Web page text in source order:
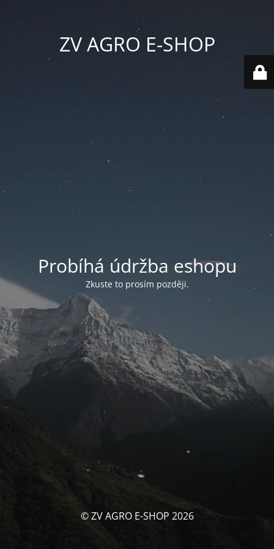
ZV AGRO E-SHOP
Probíhá údržba eshopu
Zkuste to prosím později.
© ZV AGRO E-SHOP 2026